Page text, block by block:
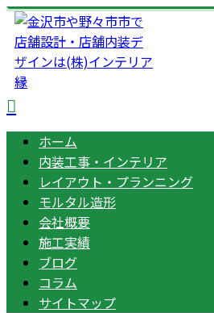
ホーム
内装工事・インテリア
レイアウト・プランニング
モルタル造形
会社概要
施工実績
ブログ
コラム
サイトマップ